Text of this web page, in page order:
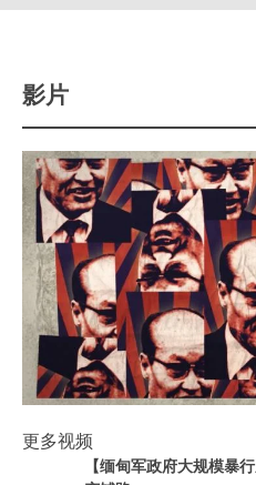
影片
Play
【缅甸军政府大规模
更多视频
Play video【缅甸军政府大规模暴